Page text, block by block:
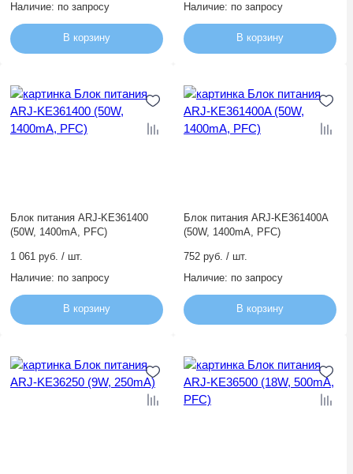
Наличие: по запросу
В корзину
Наличие: по запросу
В корзину
Блок питания ARJ-KE361400
(50W, 1400mA, PFC)
1 061 руб. / шт.
Наличие: по запросу
В корзину
Блок питания ARJ-KE361400A
(50W, 1400mA, PFC)
752 руб. / шт.
Наличие: по запросу
В корзину